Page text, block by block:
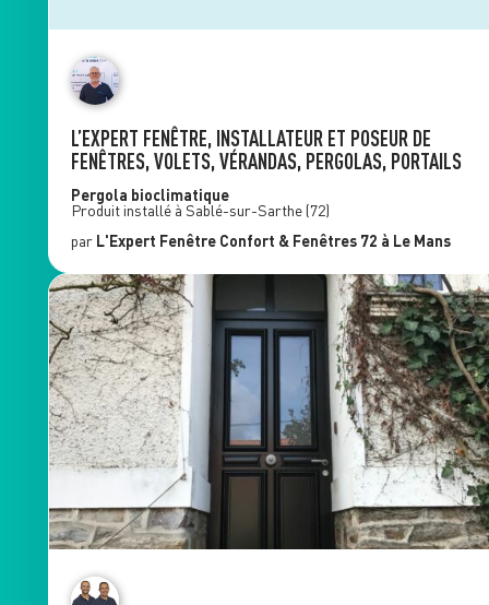
L’EXPERT FENÊTRE, INSTALLATEUR ET POSEUR DE
FENÊTRES, VOLETS, VÉRANDAS, PERGOLAS, PORTAILS
Pergola bioclimatique
Produit installé à Sablé-sur-Sarthe (72)
par L'Expert Fenêtre Confort & Fenêtres 72 à Le Mans